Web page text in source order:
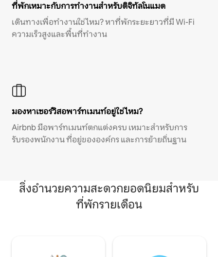
ที่พักเหมาะกับการทำงานสำหรับดิจิทัลโนแมด
เดินทางเพื่อทำงานใช่ไหม? หาที่พักระยะยาวที่มี Wi-Fi
ความเร็วสูงและพื้นที่ทำงาน
มองหาเซอร์วิสอพาร์ทเมนท์อยู่ใช่ไหม?
Airbnb มีอพาร์ทเมนท์ตกแต่งครบ เหมาะสำหรับการ
รับรองพนักงาน ที่อยู่ขององค์กร และการย้ายถิ่นฐาน
สิ่งอำนวยความสะดวกยอดนิยมสำหรับ
ที่พักรายเดือน